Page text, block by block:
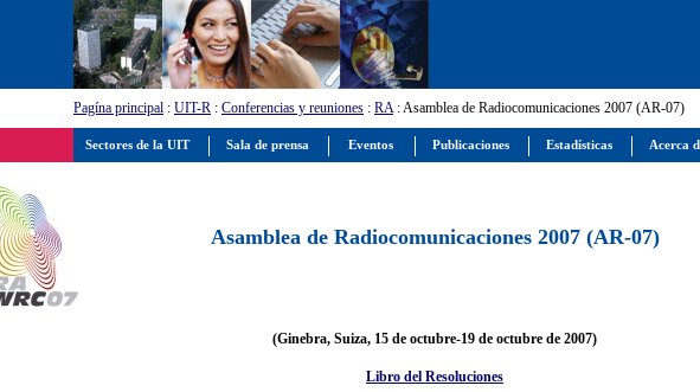
Pagína principal : UIT-R : Conferencias y reuniones : RA: Asamblea de Radiocomunicaciones 2007 (AR-07)
Asamblea de Radiocomunicaciones 2007 (AR-07)
(Ginebra, Suiza, 15 de octubre-19 de octubre de 2007)
Libro del Resoluciones
Sectores de la UIT Sala de prensa Eventos Publicaciones Estadísticas Acerca